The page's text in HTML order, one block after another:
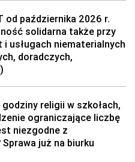
od października 2026 r.
solidarna także przy
i usługach niematerialnych
doradczych,
religii w szkołach,
ograniczające liczbę
niezgodne z
już na biurku